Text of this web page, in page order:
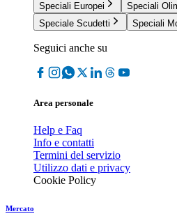
Speciali Europei
Speciali
Speciale Scudetti
Speciali
Seguici anche su
Area personale
Help e Faq
Info e contatti
Termini del servizio
Utilizzo dati e privacy
Cookie Policy
Mercato